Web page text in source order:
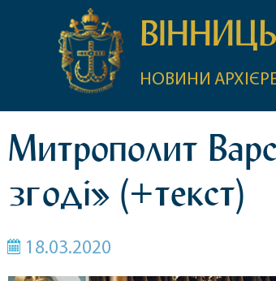
НОВИНИ
Митрополит
згоді» (+текст)
18.03.2020